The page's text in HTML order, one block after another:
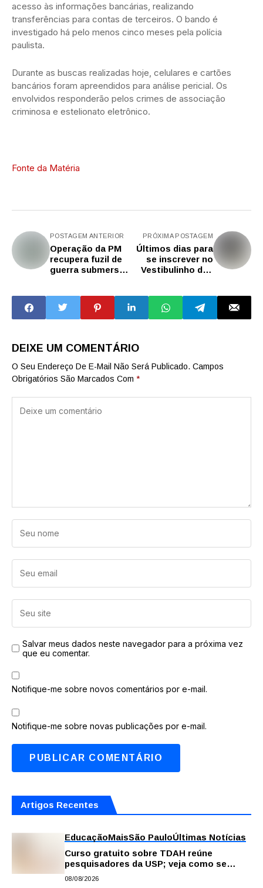
acesso às informações bancárias, realizando
transferências para contas de terceiros. O bando é
investigado há pelo menos cinco meses pela polícia
paulista.
Durante as buscas realizadas hoje, celulares e cartões
bancários foram apreendidos para análise pericial. Os
envolvidos responderão pelos crimes de associação
criminosa e estelionato eletrônico.
Fonte da Matéria
POSTAGEM ANTERIOR
Operação da PM
recupera fuzil de
guerra submerso
PRÓXIMA POSTAGEM
Últimos dias para
se inscrever no
Vestibulinho das
DEIXE UM COMENTÁRIO
O Seu Endereço De E-Mail Não Será Publicado. Campos
Obrigatórios São Marcados Com *
Salvar meus dados neste navegador para a próxima vez
que eu comentar.
Notifique-me sobre novos comentários por e-mail.
Notifique-me sobre novas publicações por e-mail.
Artigos Recentes
EducaçãoMaisSão PauloÚltimas Notícias
Curso gratuito sobre TDAH reúne
pesquisadores da USP; veja como se
inscrever
08/08/2026